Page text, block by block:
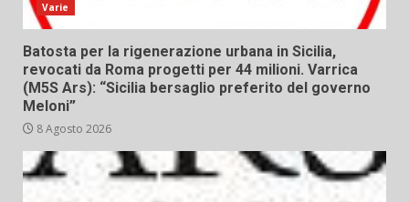
Varie
Batosta per la rigenerazione urbana in Sicilia,
revocati da Roma progetti per 44 milioni. Varrica
(M5S Ars): “Sicilia bersaglio preferito del governo
Meloni”
8 Agosto 2026